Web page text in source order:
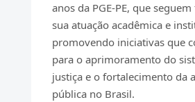
anos da PGE-PE, que
sua atuação acadêmica e
promovendo iniciativas que
para o aprimoramento do
justiça e o fortalecimento da
pública no Brasil.